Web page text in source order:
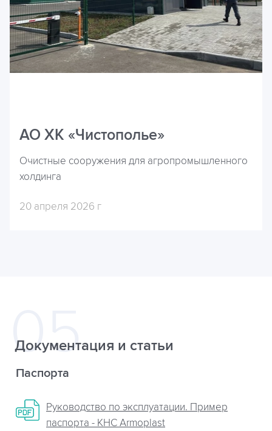
АО ХК «Чистополье»
Очистные сооружения для агропромышленного
холдинга
20 апреля 2026 г
Документация и статьи
Паспорта
Руководство по эксплуатации. Пример
паспорта - КНС Armoplast